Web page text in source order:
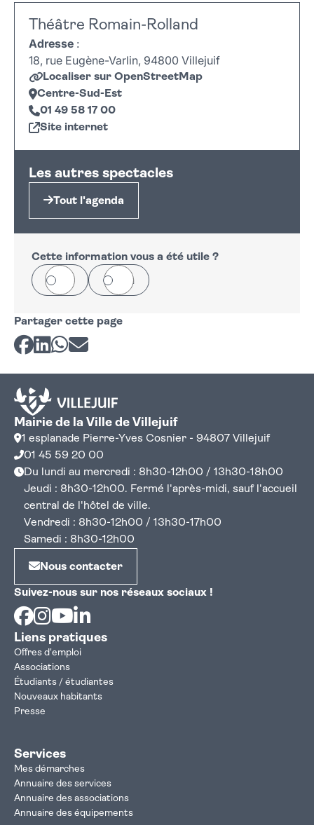
Théâtre Romain-Rolland
Adresse :
18, rue Eugène-Varlin, 94800 Villejuif
Localiser sur OpenStreetMap
Centre-Sud-Est
01 49 58 17 00
Site internet
+
−
Les autres spectacles
Tout l'agenda
Cette information vous a été utile ?
Oui Non
Partager cette page
Partager sur Facebook
Partager sur LinkedIn
Partager sur Whatsapp
Partager par courriel
Mairie de la Ville de Villejuif
1 esplanade Pierre-Yves Cosnier - 94807 Villejuif
01 45 59 20 00
Du lundi au mercredi : 8h30-12h00 / 13h30-18h00
Jeudi : 8h30-12h00. Fermé l'après-midi, sauf l'accueil
central de l'hôtel de ville.
Vendredi : 8h30-12h00 / 13h30-17h00
Samedi : 8h30-12h00
Nous contacter
Suivez-nous sur nos réseaux sociaux !
Facebook
Instagram
Youtube
Liens pratiques
Offres d'emploi
Associations
Étudiants / étudiantes
Nouveaux habitants
Presse
Services
Mes démarches
Annuaire des services
Annuaire des associations
Annuaire des équipements